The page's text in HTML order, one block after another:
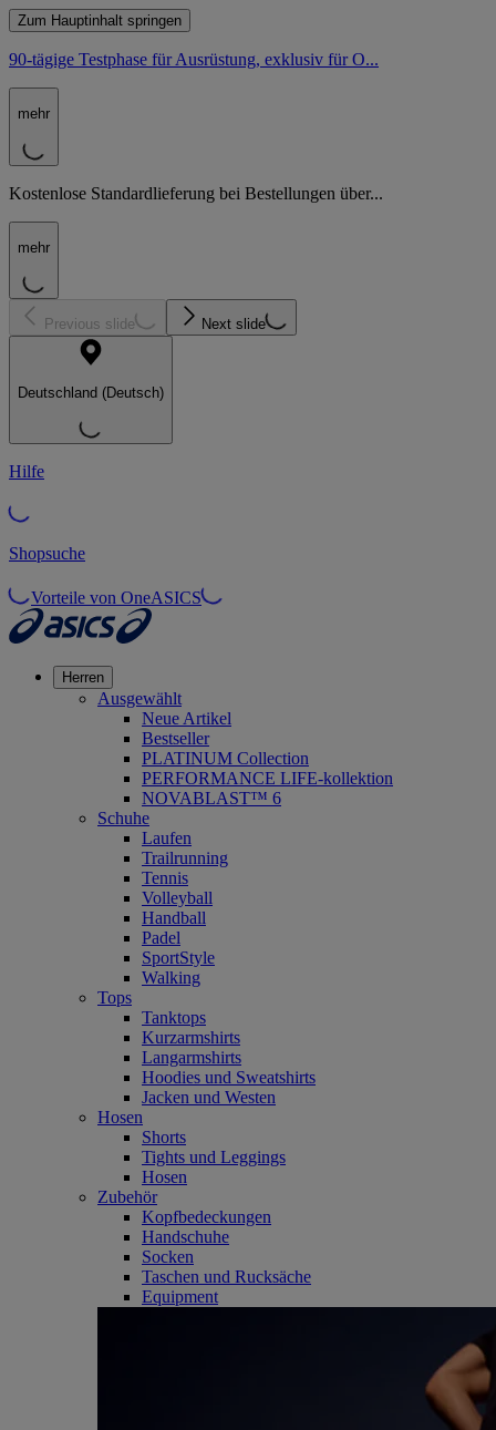
Zum Hauptinhalt springen
90-tägige Testphase für Ausrüstung, exklusiv für O...
mehr
Kostenlose Standardlieferung bei Bestellungen über...
mehr
Previous slide Next slide
Deutschland (Deutsch)
Hilfe
Shopsuche
Vorteile von OneASICS
Herren
Ausgewählt
Neue Artikel
Bestseller
PLATINUM Collection
PERFORMANCE LIFE-kollektion
NOVABLAST™ 6
Schuhe
Laufen
Trailrunning
Tennis
Volleyball
Handball
Padel
SportStyle
Walking
Tops
Tanktops
Kurzarmshirts
Langarmshirts
Hoodies und Sweatshirts
Jacken und Westen
Hosen
Shorts
Tights und Leggings
Hosen
Zubehör
Kopfbedeckungen
Handschuhe
Socken
Taschen und Rucksäche
Equipment